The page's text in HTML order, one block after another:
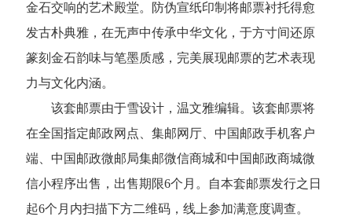
金石交响的艺术殿堂。防伪宣纸印制将邮票衬托得愈
发古朴典雅，在无声中传承中华文化，于方寸间还原
篆刻金石韵味与笔墨质感，完美展现邮票的艺术表现
力与文化内涵。
该套邮票由于雪设计，温文雅编辑。 该套邮票将
在全国指定邮政网点、集邮网厅、中国邮政手机客户
端、中国邮政微邮局集邮微信商城和中国邮政商城微
信小程序出售，出售期限6个月。自本套邮票发行之日
起6个月内扫描下方二维码，线上参加满意度调查。